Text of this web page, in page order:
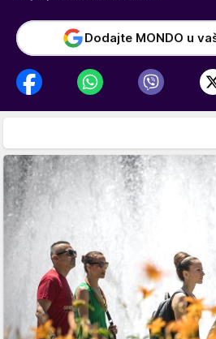
Dodajte MONDO u